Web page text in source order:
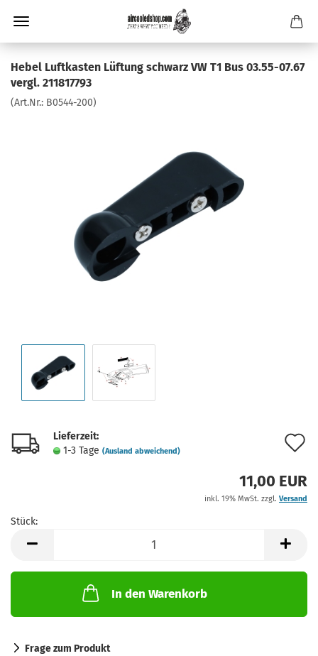
Hebel Luftkasten Lüftung schwarz VW T1 Bus 03.55-07.67
vergl. 211817793
(Art.Nr.: B0544-200)
Lieferzeit:
1-3 Tage (Ausland abweichend)
11,00 EUR
inkl. 19% MwSt. zzgl. Versand
Stück:
In den Warenkorb
Frage zum Produkt